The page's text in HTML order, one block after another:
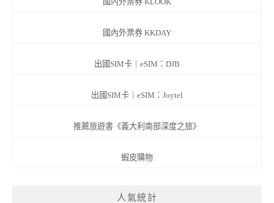
國內外票券 KKDAY
出國SIM卡｜eSIM：DJB
出國SIM卡｜eSIM：Joytel
推薦旅遊書《義大利南部深度之旅》
蝦皮購物
人氣統計